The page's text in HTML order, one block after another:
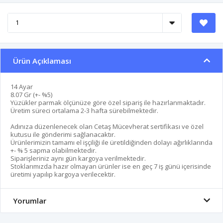
Ürün Açıklaması
14 Ayar
8.07 Gr (+- %5)
Yüzükler parmak ölçünüze göre özel sipariş ile hazırlanmaktadır.
Üretim süreci ortalama 2-3 hafta sürebilmektedir.
Adınıza düzenlenecek olan Cetaş Mücevherat sertifikası ve özel
kutusu ile gönderimi sağlanacaktır.
Ürünlerimizin tamamı el işçiliği ile üretildiğinden dolayı ağırlıklarında
+- % 5 sapma olabilmektedir.
Siparişleriniz aynı gün kargoya verilmektedir.
Stoklarımızda hazır olmayan ürünler ise en geç 7 iş günü içerisinde
üretimi yapılıp kargoya verilecektir.
Yorumlar